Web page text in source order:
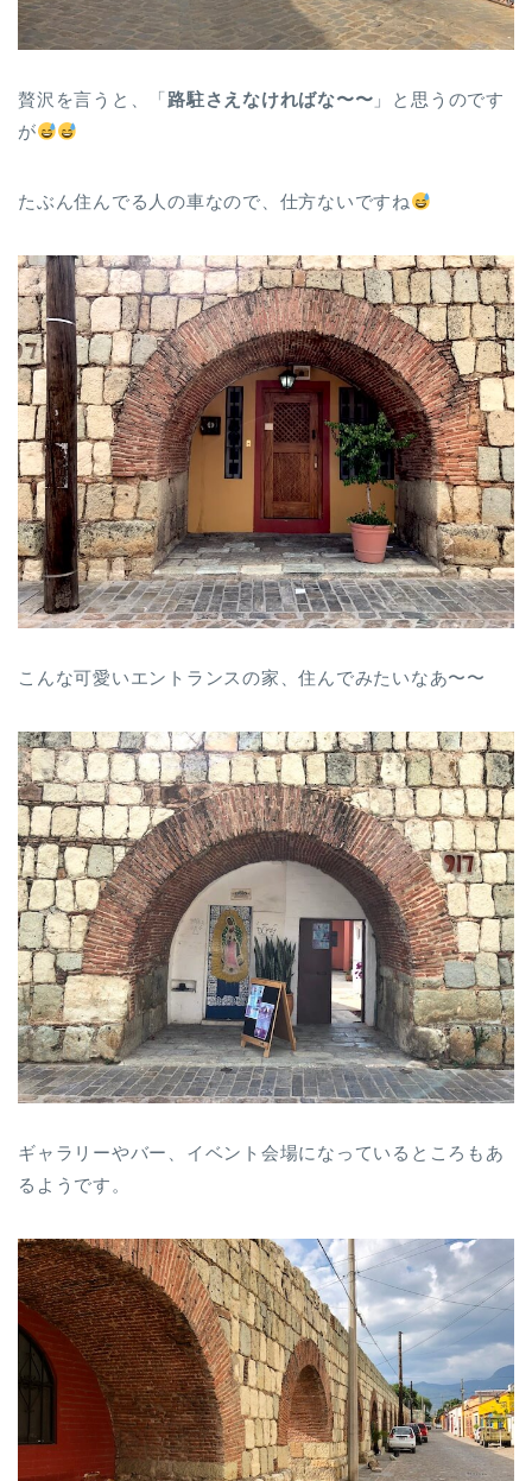
贅沢を言うと、「路駐さえなければな〜〜 」と思うのです
が
たぶん住んでる人の車なので、仕方ないですね
こんな可愛いエントランスの家、住んでみたいなあ〜〜
ギャラリーやバー、イベント会場になっているところもあ
るようです。